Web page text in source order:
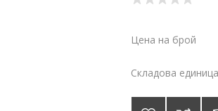
Цена на брой
Складова